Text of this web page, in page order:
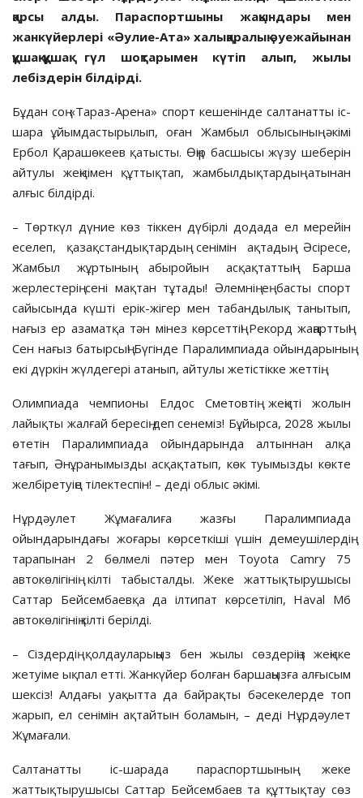
қарсы алды. Параспортшыны жақындары мен
жанкүйерлері «Әулие-Ата» халықаралық әуежайынан
құшақ-құшақ гүл шоқтарымен күтіп алып, жылы
лебіздерін білдірді.
Бұдан соң «Тараз-Арена» спорт кешенінде салтанатты іс-
шара ұйымдастырылып, оған Жамбыл облысының әкімі
Ербол Қарашөкеев қатысты. Өңір басшысы жүзу шеберін
айтулы жеңісімен құттықтап, жамбылдықтардың атынан
алғыс білдірді.
– Төрткүл дүние көз тіккен дүбірлі додада ел мерейін
еселеп, қазақстандықтардың сенімін ақтадың. Әсіресе,
Жамбыл жұртының абыройын асқақтаттың! Барша
жерлестерің сені мақтан тұтады! Әлемнің ең басты спорт
сайысында күшті ерік-жігер мен табандылық танытып,
нағыз ер азаматқа тән мінез көрсеттің! Рекорд жаңарттың!
Сен нағыз батырсың! Бүгінде Паралимпиада ойындарының
екі дүркін жүлдегері атанып, айтулы жетістікке жеттің.
Олимпиада чемпионы Елдос Сметовтің жеңісті жолын
лайықты жалғай бересің деп сенеміз! Бұйырса, 2028 жылы
өтетін Паралимпиада ойындарында алтыннан алқа
тағып, Әнұранымызды асқақтатып, көк туымызды көкте
желбіретуіңе тілектеспін! – деді облыс әкімі.
Нұрдәулет Жұмағалиға жазғы Паралимпиада
ойындарындағы жоғары көрсеткіші үшін демеушілердің
тарапынан 2 бөлмелі пәтер мен Toyota Camry 75
автокөлігінің кілті табысталды. Жеке жаттықтырушысы
Саттар Бейсембаевқа да ілтипат көрсетіліп, Haval M6
автокөлігінің кілті берілді.
– Сіздердің қолдауларыңыз бен жылы сөздеріңіз жеңіске
жетуіме ықпал етті. Жанкүйер болған баршаңызға алғысым
шексіз! Алдағы уақытта да байрақты бәсекелерде топ
жарып, ел сенімін ақтайтын боламын, – деді Нұрдәулет
Жұмағали.
Салтанатты іс-шарада параспортшының жеке
жаттықтырушысы Саттар Бейсембаев та құттықтау сөз